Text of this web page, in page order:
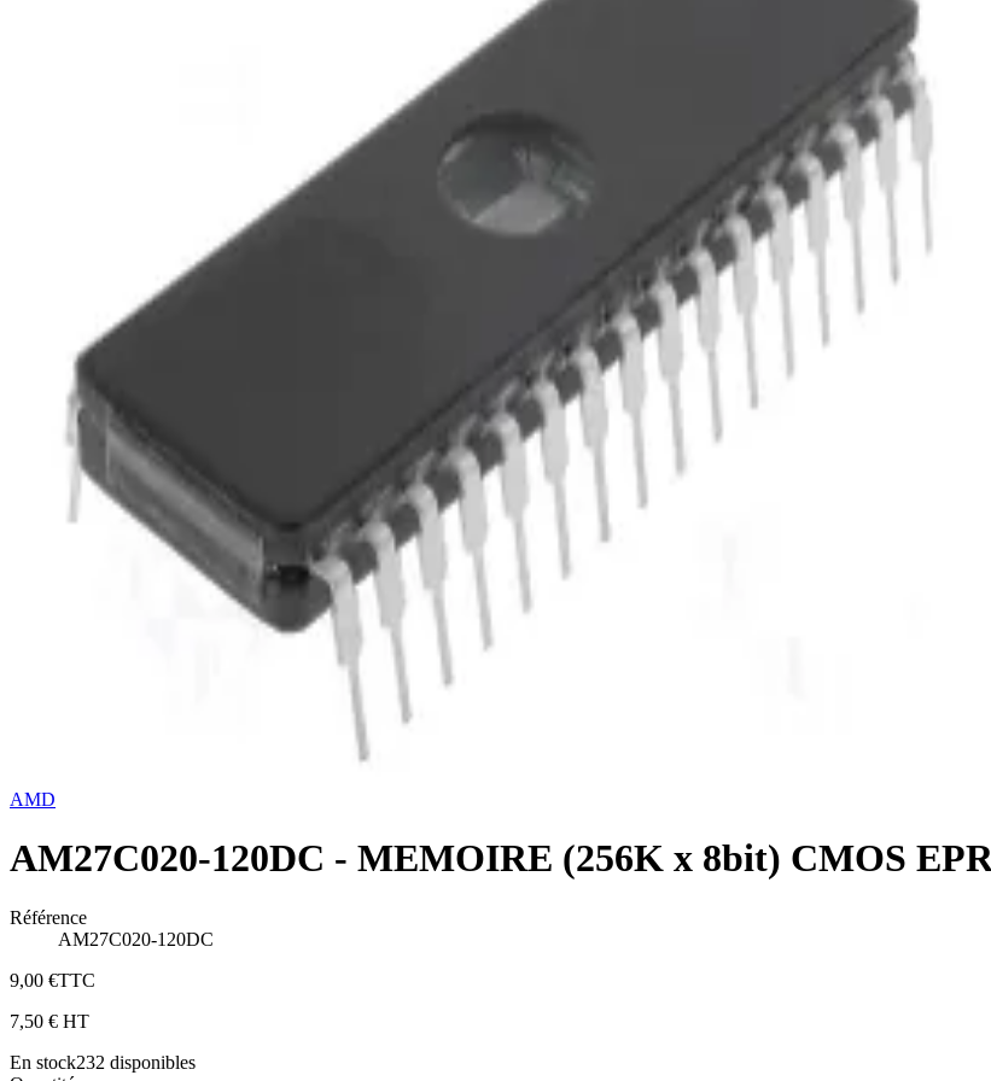
AMD
AM27C020-120DC - MEMOIRE (256K x 8bit) CMOS
Référence
AM27C020-120DC
9,00 €TTC
7,50 € HT
En stock232 disponibles